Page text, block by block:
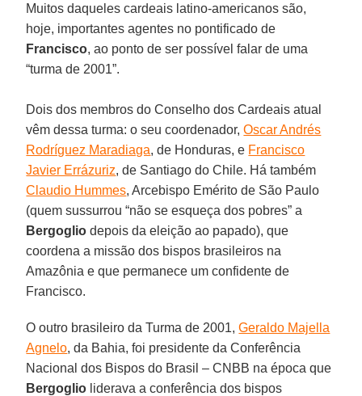
Muitos daqueles cardeais latino-americanos são,
hoje, importantes agentes no pontificado de
Francisco, ao ponto de ser possível falar de uma
“turma de 2001”.
Dois dos membros do Conselho dos Cardeais atual
vêm dessa turma: o seu coordenador,Oscar Andrés
Rodríguez Maradiaga, de Honduras, e Francisco
Javier Errázuriz, de Santiago do Chile. Há também
Claudio Hummes, Arcebispo Emérito de São Paulo
(quem sussurrou “não se esqueça dos pobres” a
Bergoglio depois da eleição ao papado), que
coordena a missão dos bispos brasileiros na
Amazônia e que permanece um confidente de
Francisco.
O outro brasileiro da Turma de 2001,Geraldo Majella
Agnelo, da Bahia, foi presidente da Conferência
Nacional dos Bispos do Brasil – CNBB na época que
Bergoglio liderava a conferência dos bispos